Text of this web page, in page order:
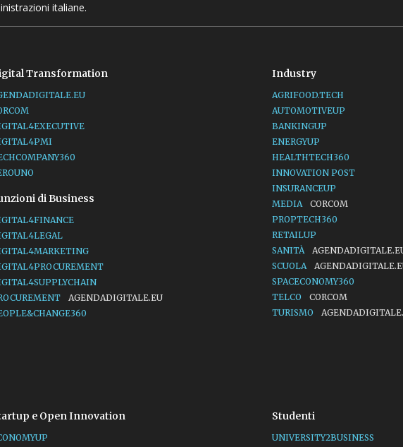
italiane.
Transformation
di Business
AGENDADIGITALE.EU
Industry
AGRIFOOD.TECH
AUTOMOTIVEUP
BANKINGUP
ENERGYUP
HEALTHTECH360
INNOVATION POST
INSURANCEUP
MEDIA
CORCOM
PROPTECH360
RETAILUP
SANITÀ
SCUOLA
SPACECONOMY360
TELCO
CORCOM
TURISMO
e Open Innovation Studenti
UNIVERSITY2BUSINESS